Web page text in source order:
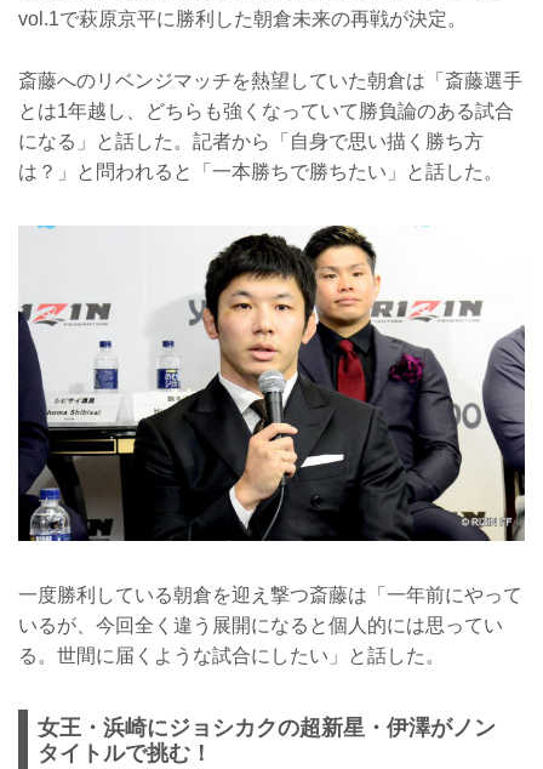
vol.1で萩原京平に勝利した朝倉未来の再戦が決定。
斎藤へのリベンジマッチを熱望していた朝倉は「斎藤選手
とは1年越し、どちらも強くなっていて勝負論のある試合
になる」と話した。記者から「自身で思い描く勝ち方
は？」と問われると「一本勝ちで勝ちたい」と話した。
一度勝利している朝倉を迎え撃つ斎藤は「一年前にやって
いるが、今回全く違う展開になると個人的には思ってい
る。世間に届くような試合にしたい」と話した。
女王・浜崎にジョシカクの超新星・伊澤がノン
タイトルで挑む！